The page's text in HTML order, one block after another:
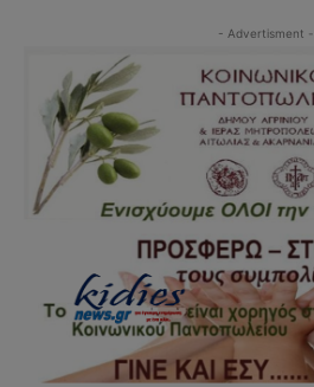
- Advertisment -